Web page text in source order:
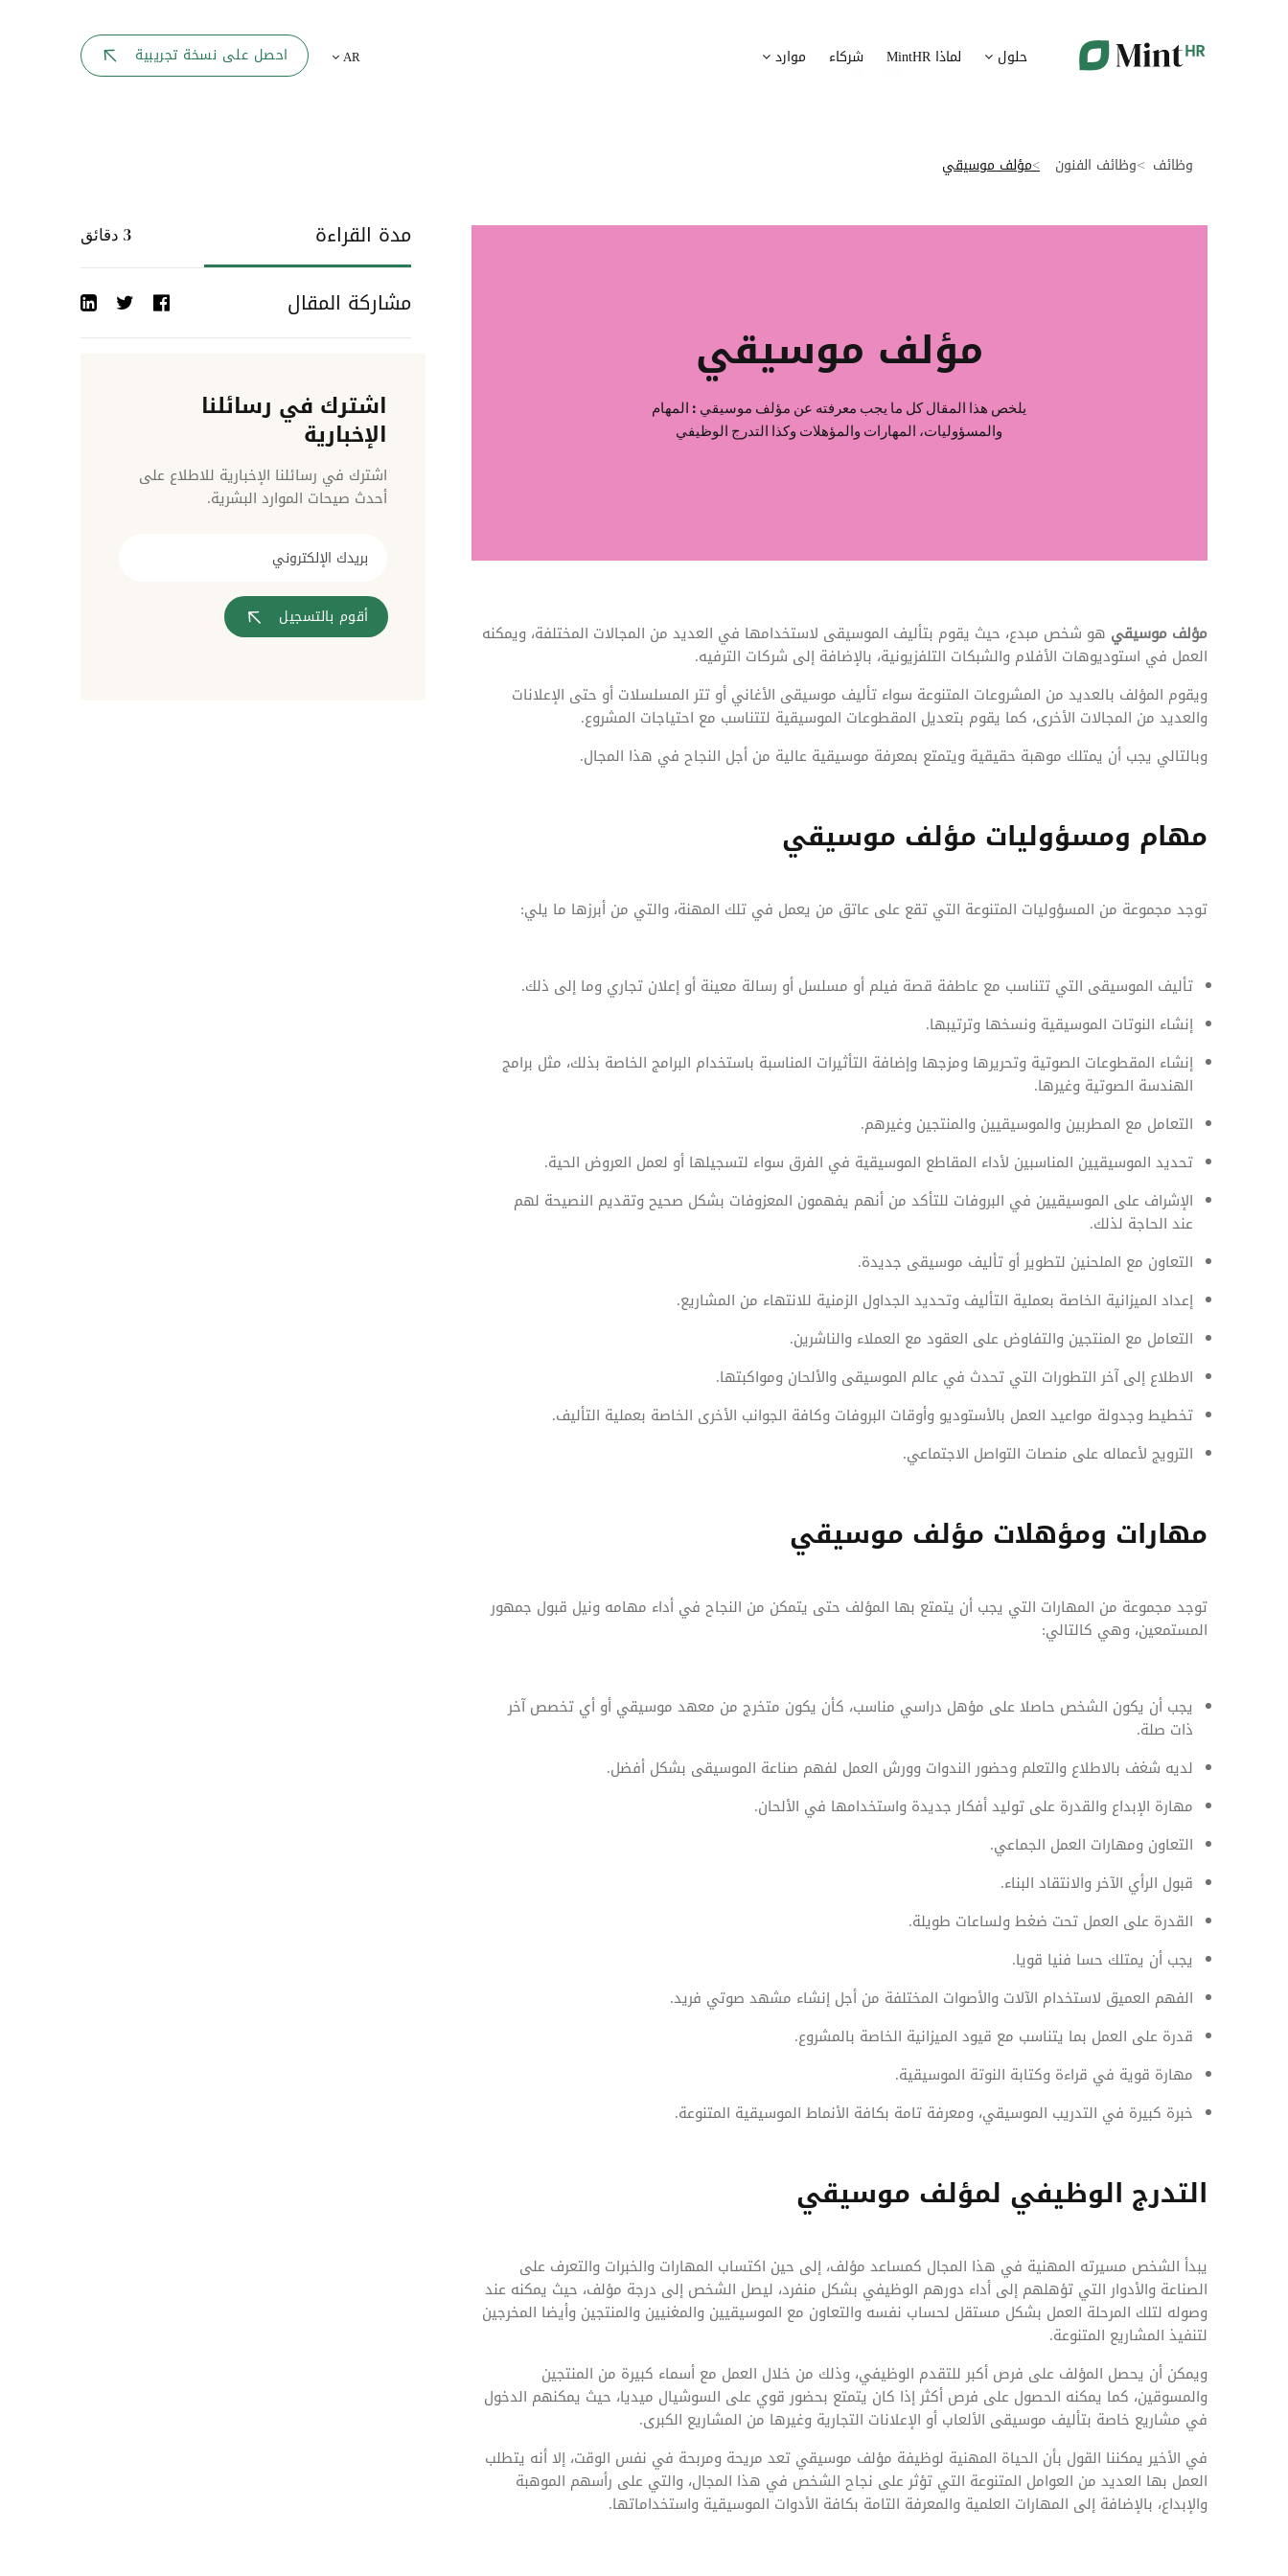
حلول لماذا MintHR شركاء موارد AR احصل على نسخة تجريبية
وظائف وظائف الفنون مؤلف موسيقي
مؤلف موسيقي
يلخص هذا المقال كل ما يجب معرفته عن مؤلف موسيقي : المهام
والمسؤوليات، المهارات والمؤهلات وكذا التدرج الوظيفي
مؤلف موسيقي هو شخص مبدع، حيث يقوم بتأليف الموسيقى لاستخدامها في العديد من المجالات المختلفة، ويمكنه
العمل في استوديوهات الأفلام والشبكات التلفزيونية، بالإضافة إلى شركات الترفيه.
ويقوم المؤلف بالعديد من المشروعات المتنوعة سواء تأليف موسيقى الأغاني أو تتر المسلسلات أو حتى الإعلانات
والعديد من المجالات الأخرى، كما يقوم بتعديل المقطوعات الموسيقية لتتناسب مع احتياجات المشروع.
وبالتالي يجب أن يمتلك موهبة حقيقية ويتمتع بمعرفة موسيقية عالية من أجل النجاح في هذا المجال.
مهام ومسؤوليات مؤلف موسيقي
توجد مجموعة من المسؤوليات المتنوعة التي تقع على عاتق من يعمل في تلك المهنة، والتي من أبرزها ما يلي:
تأليف الموسيقى التي تتناسب مع عاطفة قصة فيلم أو مسلسل أو رسالة معينة أو إعلان تجاري وما إلى ذلك.
إنشاء النوتات الموسيقية ونسخها وترتيبها.
إنشاء المقطوعات الصوتية وتحريرها ومزجها وإضافة التأثيرات المناسبة باستخدام البرامج الخاصة بذلك، مثل برامج
الهندسة الصوتية وغيرها.
التعامل مع المطربين والموسيقيين والمنتجين وغيرهم.
تحديد الموسيقيين المناسبين لأداء المقاطع الموسيقية في الفرق سواء لتسجيلها أو لعمل العروض الحية.
الإشراف على الموسيقيين في البروفات للتأكد من أنهم يفهمون المعزوفات بشكل صحيح وتقديم النصيحة لهم
عند الحاجة لذلك.
التعاون مع الملحنين لتطوير أو تأليف موسيقى جديدة.
إعداد الميزانية الخاصة بعملية التأليف وتحديد الجداول الزمنية للانتهاء من المشاريع.
التعامل مع المنتجين والتفاوض على العقود مع العملاء والناشرين.
الاطلاع إلى آخر التطورات التي تحدث في عالم الموسيقى والألحان ومواكبتها.
تخطيط وجدولة مواعيد العمل بالأستوديو وأوقات البروفات وكافة الجوانب الأخرى الخاصة بعملية التأليف.
الترويج لأعماله على منصات التواصل الاجتماعي.
مهارات ومؤهلات مؤلف موسيقي
توجد مجموعة من المهارات التي يجب أن يتمتع بها المؤلف حتى يتمكن من النجاح في أداء مهامه ونيل قبول جمهور
المستمعين، وهي كالتالي:
يجب أن يكون الشخص حاصلا على مؤهل دراسي مناسب، كأن يكون متخرج من معهد موسيقي أو أي تخصص آخر
ذات صلة.
لديه شغف بالاطلاع والتعلم وحضور الندوات وورش العمل لفهم صناعة الموسيقى بشكل أفضل.
مهارة الإبداع والقدرة على توليد أفكار جديدة واستخدامها في الألحان.
التعاون ومهارات العمل الجماعي.
قبول الرأي الآخر والانتقاد البناء.
القدرة على العمل تحت ضغط ولساعات طويلة.
يجب أن يمتلك حسا فنيا قويا.
الفهم العميق لاستخدام الآلات والأصوات المختلفة من أجل إنشاء مشهد صوتي فريد.
قدرة على العمل بما يتناسب مع قيود الميزانية الخاصة بالمشروع.
مهارة قوية في قراءة وكتابة النوتة الموسيقية.
خبرة كبيرة في التدريب الموسيقي، ومعرفة تامة بكافة الأنماط الموسيقية المتنوعة.
التدرج الوظيفي لمؤلف موسيقي
يبدأ الشخص مسيرته المهنية في هذا المجال كمساعد مؤلف، إلى حين اكتساب المهارات والخبرات والتعرف على
الصناعة والأدوار التي تؤهلهم إلى أداء دورهم الوظيفي بشكل منفرد، ليصل الشخص إلى درجة مؤلف، حيث يمكنه عند
وصوله لتلك المرحلة العمل بشكل مستقل لحساب نفسه والتعاون مع الموسيقيين والمغنيين والمنتجين وأيضا المخرجين
لتنفيذ المشاريع المتنوعة.
ويمكن أن يحصل المؤلف على فرص أكبر للتقدم الوظيفي، وذلك من خلال العمل مع أسماء كبيرة من المنتجين
والمسوقين، كما يمكنه الحصول على فرص أكثر إذا كان يتمتع بحضور قوي على السوشيال ميديا، حيث يمكنهم الدخول
في مشاريع خاصة بتأليف موسيقى الألعاب أو الإعلانات التجارية وغيرها من المشاريع الكبرى.
في الأخير يمكننا القول بأن الحياة المهنية لوظيفة مؤلف موسيقي تعد مريحة ومربحة في نفس الوقت، إلا أنه يتطلب
العمل بها العديد من العوامل المتنوعة التي تؤثر على نجاح الشخص في هذا المجال، والتي على رأسهم الموهبة
والإبداع، بالإضافة إلى المهارات العلمية والمعرفة التامة بكافة الأدوات الموسيقية واستخداماتها.
مدة القراءة 3 دقائق
مشاركة المقال
اشترك في رسائلنا
الإخبارية
اشترك في رسائلنا الإخبارية للاطلاع على
أحدث صيحات الموارد البشرية.
أقوم بالتسجيل
بيانات الموارد البشرية ممركزة في بوابة واحدة قم برقمنة عملية التوظيف الخاصة بك
قم بإدارة الوثائق الإدارية بشكل أوتوماتيكي ضمان متابعة أفضل لمسارات تدريب موظفيك تحويل طلبات تدخلات تكنولوجيا المعلومات إلى
قم بتتبع طلبات استرداد تكاليف الرعاية
أحداث الشركة
مراقبة الدخول